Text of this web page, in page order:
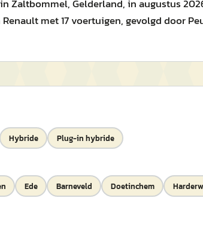
Zaltbommel, Gelderland, in augustus
met 17 voertuigen, gevolgd door
Hybride Plug-in hybride
Ede Barneveld Doetinchem